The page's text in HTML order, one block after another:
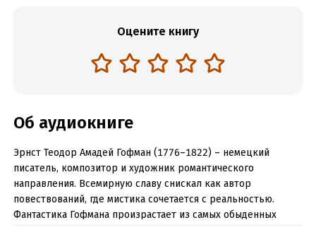
Оцените книгу
Об аудиокниге
Эрнст Теодор Амадей Гофман (1776–1822) – немецкий
писатель, композитор и художник романтического
направления. Всемирную славу снискал как автор
повествований, где мистика сочетается с реальностью.
Фантастика Гофмана произрастает из самых обыденных